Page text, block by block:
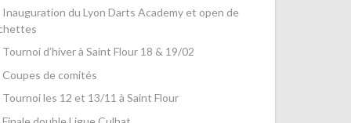
Inauguration du Lyon Darts Academy et open de
Tournoi d’hiver à Saint Flour 18 & 19/02
Coupes de comités
Tournoi les 12 et 13/11 à Saint Flour